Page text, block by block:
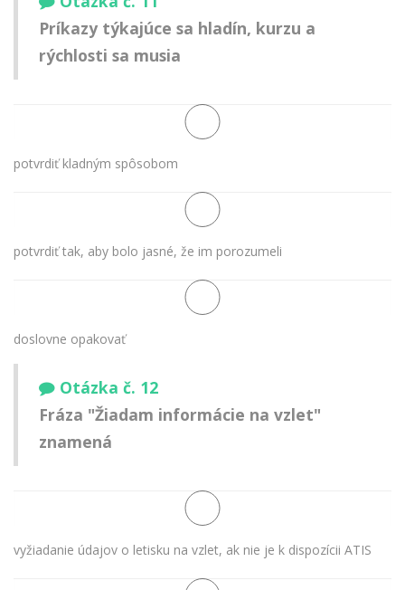
Príkazy týkajúce sa hladín, kurzu a
rýchlosti sa musia
potvrdiť kladným spôsobom
potvrdiť tak, aby bolo jasné, že im porozumeli
doslovne opakovať
Otázka č. 12
Fráza "Žiadam informácie na vzlet"
znamená
vyžiadanie údajov o letisku na vzlet, ak nie je k dispozícii ATIS